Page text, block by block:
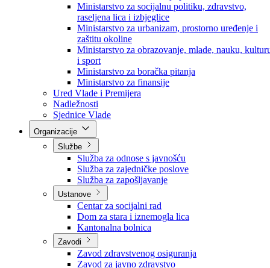
Ministarstvo za privredu
Ministarstvo za pravosuđe, upravu i radne odnose
Ministarstvo za unutrašnje poslove
Ministarstvo za socijalnu politiku, zdravstvo,
raseljena lica i izbjeglice
Ministarstvo za urbanizam, prostorno uređenje i
zaštitu okoline
Ministarstvo za obrazovanje, mlade, nauku,
i sport
Ministarstvo za boračka pitanja
Ministarstvo za finansije
Ured Vlade i Premijera
Nadležnosti
Sjednice Vlade
Službe
Služba za odnose s javnošću
Služba za zajedničke poslove
Služba za zapošljavanje
Ustanove
Centar za socijalni rad
Dom za stara i iznemogla lica
Kantonalna bolnica